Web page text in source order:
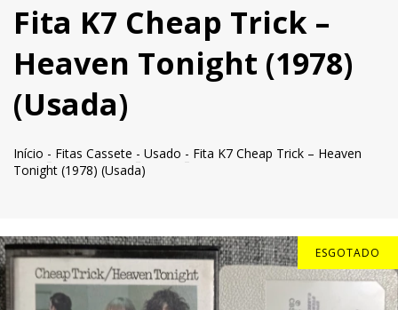
Fita K7 Cheap Trick –
Heaven Tonight (1978)
(Usada)
Início - Fitas Cassete - Usado - Fita K7 Cheap Trick – Heaven
Tonight (1978) (Usada)
ESGOTADO